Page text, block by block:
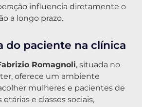
influencia diretamente o
a longo prazo.
do paciente na clínica
Romagnoli, situada no
oferece um ambiente
mulheres e pacientes de
e classes sociais,